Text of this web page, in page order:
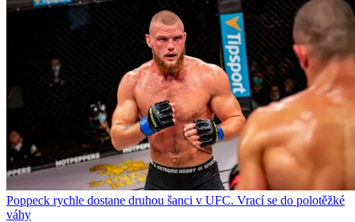
Poppeck rychle dostane druhou šanci v UFC. Vrací se do polotěžké
váhy